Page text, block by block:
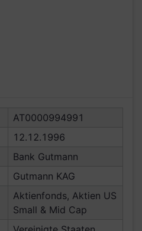
AT0000994991
12.12.1996
Bank Gutmann
Gutmann KAG
Aktienfonds, Aktien US
Small & Mid Cap